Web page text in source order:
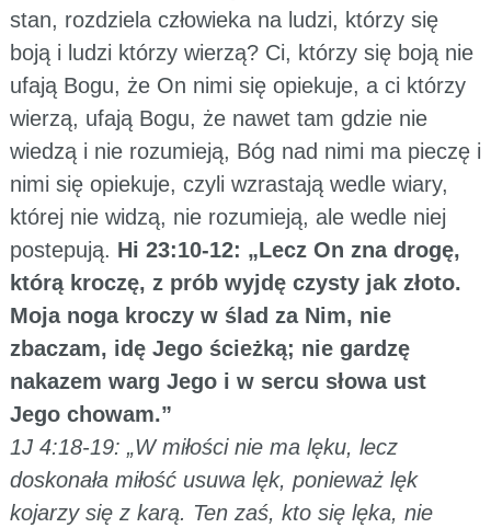
stan, rozdziela człowieka na ludzi, którzy się
boją i ludzi którzy wierzą? Ci, którzy się boją nie
ufają Bogu, że On nimi się opiekuje, a ci którzy
wierzą, ufają Bogu, że nawet tam gdzie nie
wiedzą i nie rozumieją, Bóg nad nimi ma pieczę i
nimi się opiekuje, czyli wzrastają wedle wiary,
której nie widzą, nie rozumieją, ale wedle niej
postepują. Hi 23:10-12: „Lecz On zna drogę,
którą kroczę, z prób wyjdę czysty jak złoto.
Moja noga kroczy w ślad za Nim, nie
zbaczam, idę Jego ścieżką; nie gardzę
nakazem warg Jego i w sercu słowa ust
Jego chowam.”
1J 4:18-19: „W miłości nie ma lęku, lecz
doskonała miłość usuwa lęk, ponieważ lęk
kojarzy się z karą. Ten zaś, kto się lęka, nie